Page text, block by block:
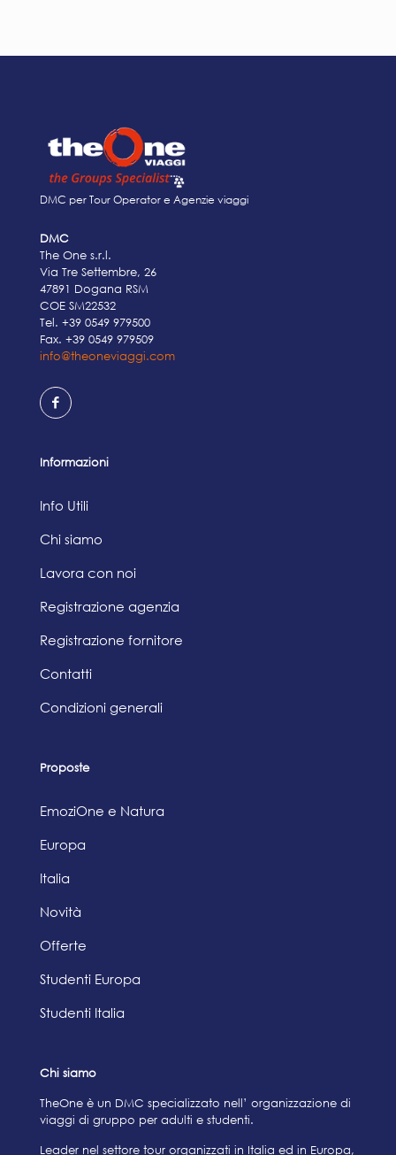
DMC per Tour Operator e Agenzie viaggi
DMC
The One s.r.l.
Via Tre Settembre, 26
47891 Dogana RSM
COE SM22532
Tel. +39 0549 979500
Fax. +39 0549 979509
info@theoneviaggi.com
Informazioni
Info Utili
Chi siamo
Lavora con noi
Registrazione agenzia
Registrazione fornitore
Contatti
Condizioni generali
Proposte
EmoziOne e Natura
Europa
Italia
Novità
Offerte
Studenti Europa
Studenti Italia
Chi siamo
TheOne è un DMC specializzato nell’ organizzazione di
viaggi di gruppo per adulti e studenti.
Leader nel settore tour organizzati in Italia ed in Europa,